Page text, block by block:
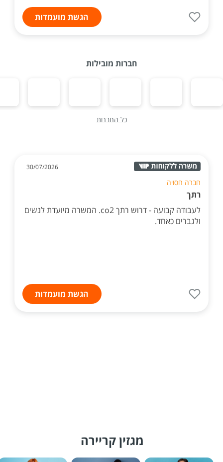
הגשת מועמדות
חברות מובילות
כל החברות
30/07/2026
חברה חסויה
רתך
לעבודה קבועה - דרוש רתך co2. המשרה מיועדת לנשים
ולגברים כאחד.
הגשת מועמדות
מגזין קריירה